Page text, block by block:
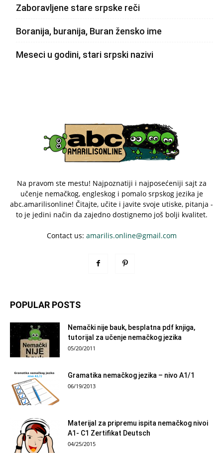
Zaboravljene stare srpske reči
Boranija, buranija, Buran žensko ime
Meseci u godini, stari srpski nazivi
Na pravom ste mestu! Najpoznatiji i najposećeniji sajt za
učenje nemačkog, engleskog i pomalo srpskog jezika je
abc.amarilisonline! Čitajte, učite i javite svoje utiske, pitanja -
to je jedini način da zajedno dostignemo još bolji kvalitet.
Contact us: amarilis.online@gmail.com
POPULAR POSTS
Nemački nije bauk, besplatna pdf knjiga,
tutorijal za učenje nemačkog jezika
05/20/2011
Gramatika nemačkog jezika – nivo A1/1
06/19/2013
Materijal za pripremu ispita nemačkog nivoi
A1- C1 Zertifikat Deutsch
04/25/2015